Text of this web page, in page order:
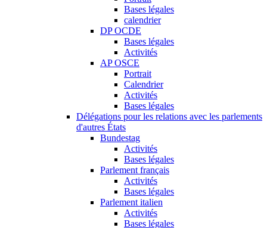
Bases légales
calendrier
DP OCDE
Bases légales
Activités
AP OSCE
Portrait
Calendrier
Activités
Bases légales
Délégations pour les relations avec les parlements
d'autres États
Bundestag
Activités
Bases légales
Parlement français
Activités
Bases légales
Parlement italien
Activités
Bases légales